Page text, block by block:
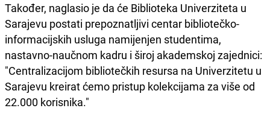
Također, naglasio je da će Biblioteka Univerziteta u
Sarajevu postati prepoznatljivi centar bibliotečko-
informacijskih usluga namijenjen studentima,
nastavno-naučnom kadru i široj akademskoj zajednici:
"Centralizacijom bibliotečkih resursa na Univerzitetu u
Sarajevu kreirat ćemo pristup kolekcijama za više od
22.000 korisnika."